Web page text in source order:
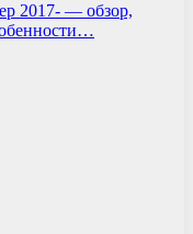
2017- — обзор,